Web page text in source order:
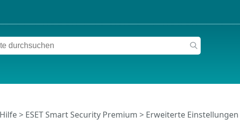
> ESET Smart Security Premium > Erweiterte Einstellungen